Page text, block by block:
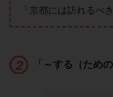
「京都には訪れるべ
「～する（ため